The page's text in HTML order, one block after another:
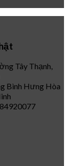
Tây Thạnh,
Bình Hưng Hòa